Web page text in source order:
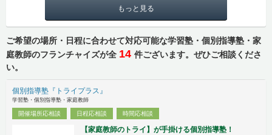
もっと見る
ご希望の場所・日程に合わせて対応可能な学習塾・個別指導塾・家
庭教師のフランチャイズが全 14 件ございます。ぜひご相談くださ
い。
個別指導塾『トライプラス』
学習塾・個別指導塾・家庭教師
開催場所応相談 日程応相談 時間応相談
【家庭教師のトライ】が手掛ける個別指導塾！